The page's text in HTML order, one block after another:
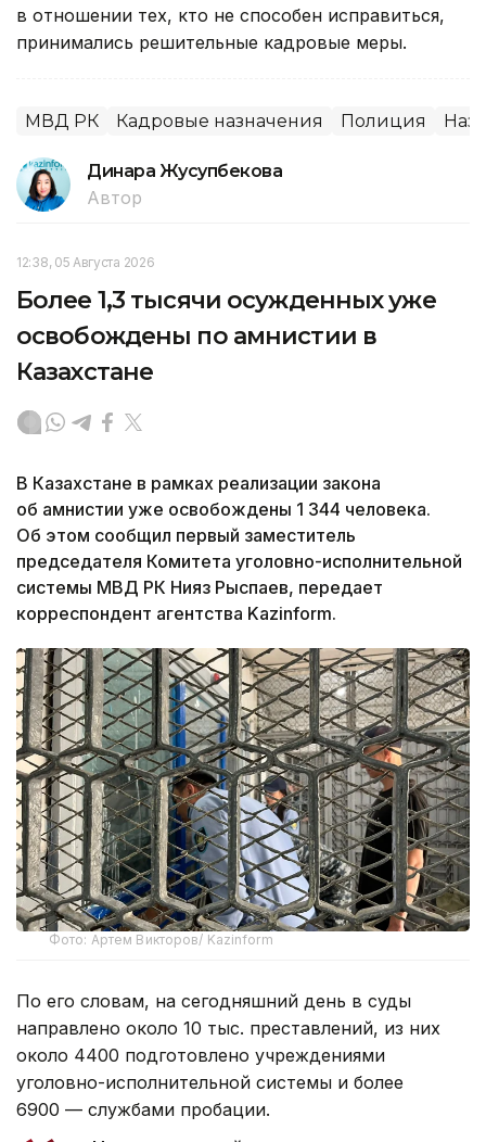
в отношении тех, кто не способен исправиться,
принимались решительные кадровые меры.
МВД РК Кадровые назначения Полиция
Динара Жусупбекова
Автор
12:38, 05 Августа 2026
Более 1,3 тысячи осужденных уже
освобождены по амнистии в
Казахстане
В Казахстане в рамках реализации закона
об амнистии уже освобождены 1 344 человека.
Об этом сообщил первый заместитель
председателя Комитета уголовно-исполнительной
системы МВД РК Нияз Рыспаев, передает
корреспондент агентства Kazinform.
Фото: Артем Викторов/ Kazinform
По его словам, на сегодняшний день в суды
направлено около 10 тыс. преставлений, из них
около 4400 подготовлено учреждениями
уголовно-исполнительной системы и более
6900 — службами пробации.